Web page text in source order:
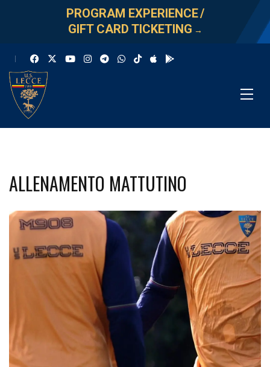
PROGRAM EXPERIENCE/
GIFT CARD TICKETING →
ALLENAMENTO MATTUTINO